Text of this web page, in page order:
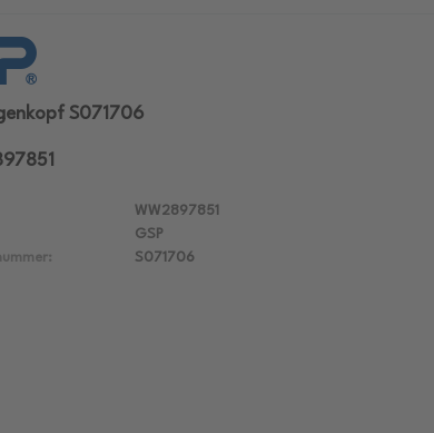
S071706
WW2897851
GSP
S071706